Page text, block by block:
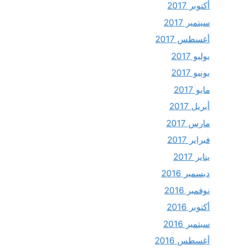
أكتوبر 2017
سبتمبر 2017
أغسطس 2017
يوليو 2017
يونيو 2017
مايو 2017
أبريل 2017
مارس 2017
فبراير 2017
يناير 2017
ديسمبر 2016
نوفمبر 2016
أكتوبر 2016
سبتمبر 2016
أغسطس 2016